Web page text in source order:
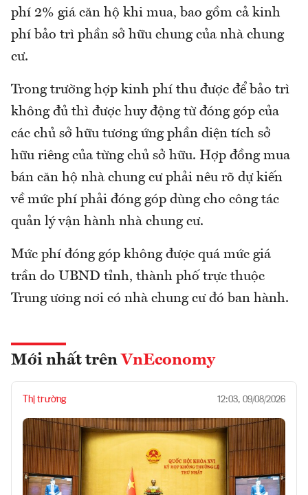
phí 2% giá căn hộ khi mua, bao gồm cả kinh
phí bảo trì phần sở hữu chung của nhà chung
cư.
Trong trường hợp kinh phí thu được để bảo trì
không đủ thì được huy động từ đóng góp của
các chủ sở hữu tương ứng phần diện tích sở
hữu riêng của từng chủ sở hữu. Hợp đồng mua
bán căn hộ nhà chung cư phải nêu rõ dự kiến
về mức phí phải đóng góp dùng cho công tác
quản lý vận hành nhà chung cư.
Mức phí đóng góp không được quá mức giá
trần do UBND tỉnh, thành phố trực thuộc
Trung ương nơi có nhà chung cư đó ban hành.
Mới nhất trên VnEconomy
Thị trường 12:03, 09/08/2026